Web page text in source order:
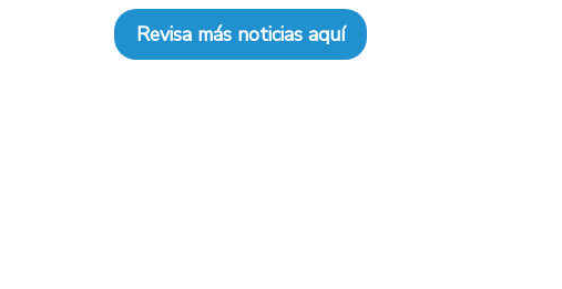
Revisa más noticias aquí